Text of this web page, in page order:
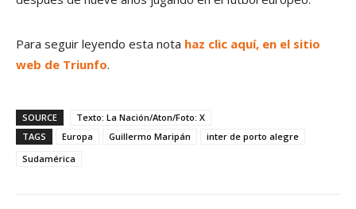
Para seguir leyendo esta nota haz clic aquí, en el sitio
web de Triunfo.
SOURCE
Texto: La Nación/Aton/Foto: X
TAGS
Europa Guillermo Maripán
inter de porto alegre
Sudamérica